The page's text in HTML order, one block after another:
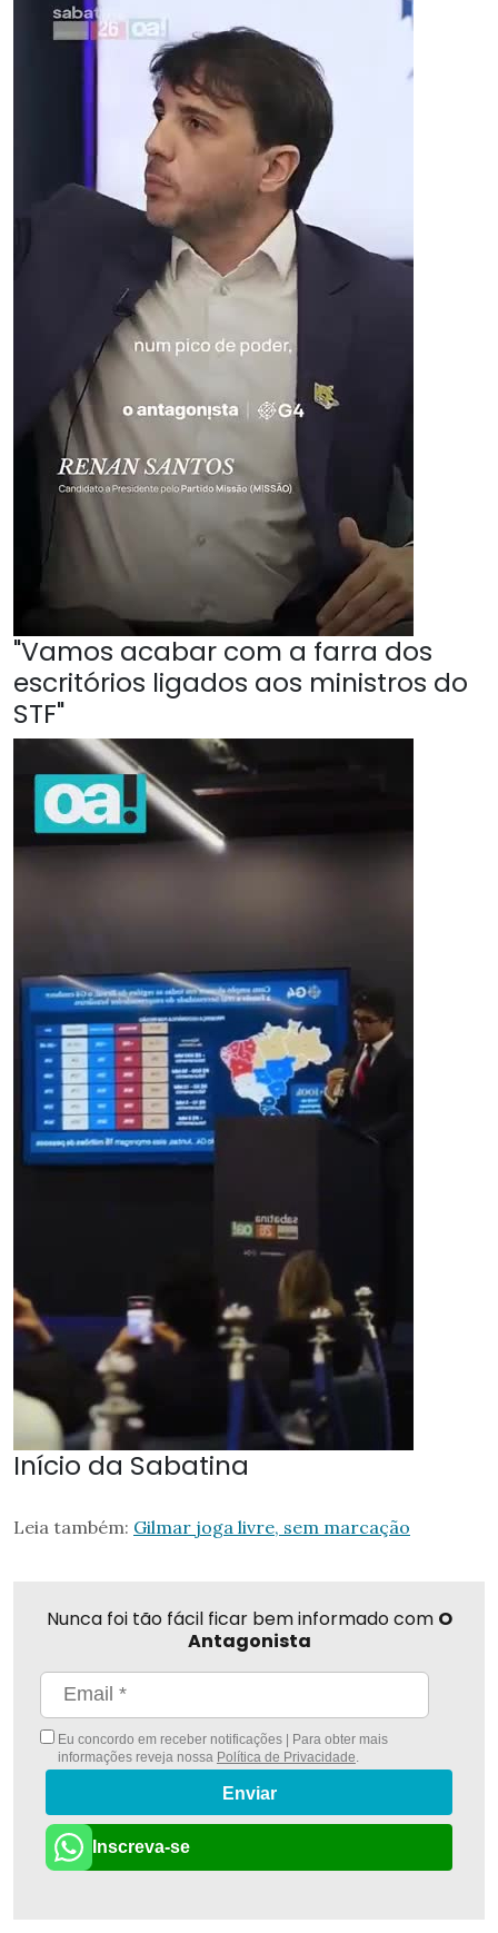
"Vamos acabar com a farra dos
escritórios ligados aos ministros do
STF"
Início da Sabatina
Leia também: Gilmar joga livre, sem marcação
Nunca foi tão fácil ficar bem informado com O
Antagonista
Eu concordo em receber notificações | Para obter mais
informações reveja nossa Política de Privacidade
Enviar
Inscreva-se